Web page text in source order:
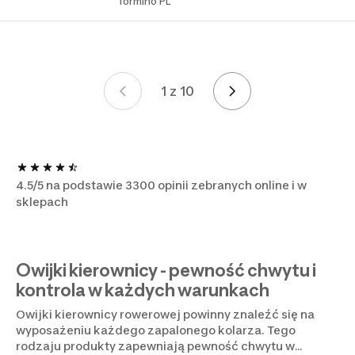
1 z 10Strona 1 z 10
4.5/5 na podstawie 3300 opinii zebranych online i w
sklepach
Owijki kierownicy - pewność chwytu i
kontrola w każdych warunkach
Owijki kierownicy rowerowej powinny znaleźć się na
wyposażeniu każdego zapalonego kolarza. Tego
rodzaju produkty zapewniają pewność chwytu w